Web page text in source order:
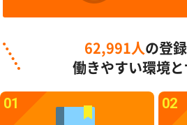
62,991人 の登
働きやすい環境と
01 02